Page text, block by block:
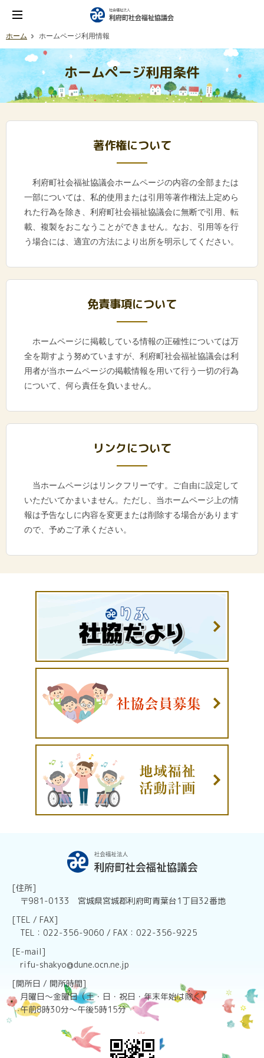
ホーム ホームページ利用情報
ホームページ利用条件
著作権について
利府町社会福祉協議会ホームページの内容の全部または
一部については、私的使用または引用等著作権法上定めら
れた行為を除き、利府町社会福祉協議会に無断で引用、転
載、複製をおこなうことができません。なお、引用等を行
う場合には、適宜の方法により出所を明示してください。
免責事項について
ホームページに掲載している情報の正確性については万
全を期すよう努めていますが、利府町社会福祉協議会は利
用者が当ホームページの掲載情報を用いて行う一切の行為
について、何ら責任を負いません。
リンクについて
当ホームページはリンクフリーです。ご自由に設定して
いただいてかまいません。ただし、当ホームページ上の情
報は予告なしに内容を変更または削除する場合があります
ので、予めご了承ください。
[住所]
〒981-0133 宮城県宮城郡利府町青葉台1丁目32番地
[TEL / FAX]
TEL：022-356-9060 / FAX：022-356-9225
[E-mail]
rifu-shakyo@dune.ocn.ne.jp
[開所日 / 開所時間]
月曜日～金曜日（土・日・祝日・年末年始は除く）
午前8時30分～午後5時15分